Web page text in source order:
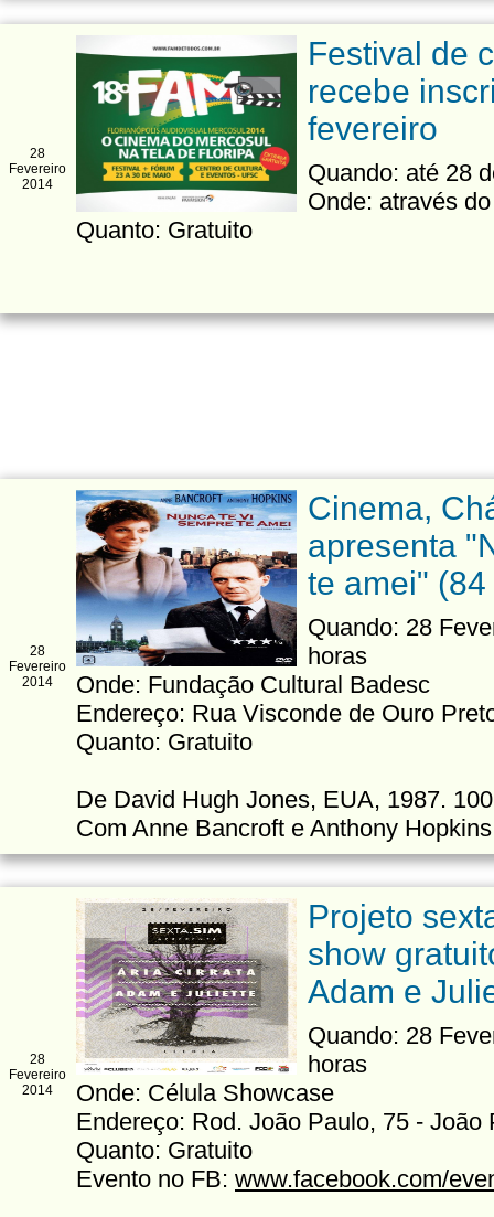
28
Fevereiro
2014
Festival de
recebe
fevereiro
Quando: até 28
Onde: através
Quanto: Gratuito
28
Fevereiro
2014
Cinema,
apresenta
te amei"
Quando: 28
horas
Onde: Fundação Cultural Badesc
Endereço: Rua Visconde de Ouro
Quanto: Gratuito
De David Hugh Jones, EUA, 1987.
Com Anne Bancroft e Anthony
28
Fevereiro
2014
Projeto
show
Adam e
Quando: 28
horas
Onde: Célula Showcase
Endereço: Rod. João Paulo, 75 - João
Quanto: Gratuito
Evento no FB: www.facebook.com/